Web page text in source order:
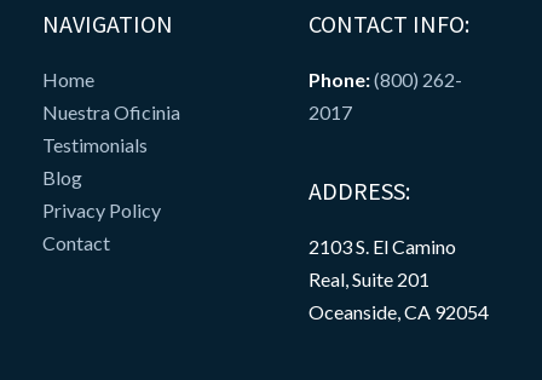
NAVIGATION
Home
Nuestra Oficinia
Testimonials
Blog
Privacy Policy
Contact
CONTACT INFO:
Phone:(800) 262-
2017
ADDRESS:
2103 S. El Camino
Real, Suite 201
Oceanside, CA 92054